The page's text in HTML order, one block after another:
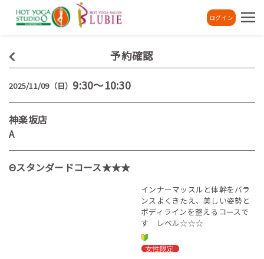
ログイン
予約確認
2025/11/09（日） 9:30～10:30
神楽坂店
A
Θスタンダードコース★★★
インナーマッスルと体幹をバラ
ンスよくきたえ、美しい姿勢と
ボディラインを整えるコースで
す レベル☆☆☆